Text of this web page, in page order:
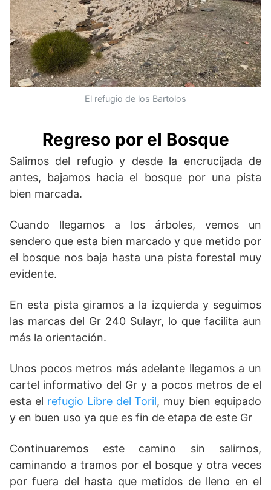
El refugio de los Bartolos
Regreso por el Bosque
Salimos del refugio y desde la encrucijada de
antes, bajamos hacia el bosque por una pista
bien marcada.
Cuando llegamos a los árboles, vemos un
sendero que esta bien marcado y que metido por
el bosque nos baja hasta una pista forestal muy
evidente.
En esta pista giramos a la izquierda y seguimos
las marcas del Gr 240 Sulayr, lo que facilita aun
más la orientación.
Unos pocos metros más adelante llegamos a un
cartel informativo del Gr y a pocos metros de el
esta el refugio Libre del Toril, muy bien equipado
y en buen uso ya que es fin de etapa de este Gr
Continuaremos este camino sin salirnos,
caminando a tramos por el bosque y otra veces
por fuera del hasta que metidos de lleno en el